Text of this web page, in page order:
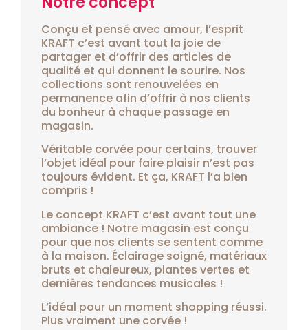
Conçu et pensé avec amour, l’esprit
KRAFT c’est avant tout la joie de
partager et d’offrir des articles de
qualité et qui donnent le sourire. Nos
collections sont renouvelées en
permanence afin d’offrir à nos clients
du bonheur à chaque passage en
magasin.
Véritable corvée pour certains, trouver
l’objet idéal pour faire plaisir n’est pas
toujours évident. Et ça, KRAFT l’a bien
compris !
Le concept KRAFT c’est avant tout une
ambiance ! Notre magasin est conçu
pour que nos clients se sentent comme
à la maison. Éclairage soigné, matériaux
bruts et chaleureux, plantes vertes et
dernières tendances musicales !
L’idéal pour un moment shopping réussi.
Plus vraiment une corvée !